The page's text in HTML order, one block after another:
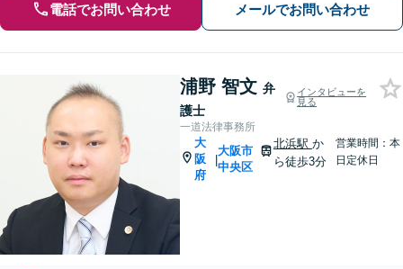
電話でお問い合わせ メールでお問い合わせ
浦野 智文 弁
護士
インタビューを
見る
一道法律事務所
大
阪
府
|
大阪市
中央区
北浜駅 か
ら徒歩3分
営業時間：本
日定休日